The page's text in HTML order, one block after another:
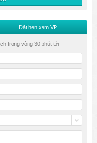
Đặt hẹn xem VP
trong vòng 30 phút tới